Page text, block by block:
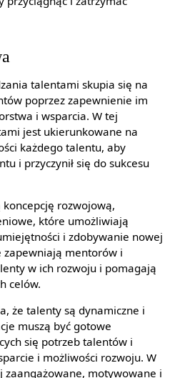
talentami skupia się na
poprzez zapewnienie im
i wsparcia. W tej
jest ukierunkowane na
każdego talentu, aby
i przyczynił się do sukcesu
rozwojową,
które umożliwiają
i zdobywanie nowej
zapewniają mentorów i
w ich rozwoju i pomagają
celów.
że talenty są dynamiczne i
muszą być gotowe
się potrzeb talentów i
i możliwości rozwoju. W
zaangażowane, motywowane i